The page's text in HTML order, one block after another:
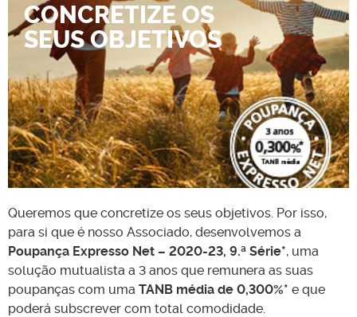
CONCRETIZE OS
SEUS OBJETIVOS
Queremos que concretize os seus objetivos. Por isso,
para si que é nosso Associado, desenvolvemos a
Poupança Expresso Net – 2020-23, 9.ª Série*, uma
solução mutualista a 3 anos que remunera as suas
poupanças com uma TANB média de 0,300%* e que
poderá subscrever com total comodidade.